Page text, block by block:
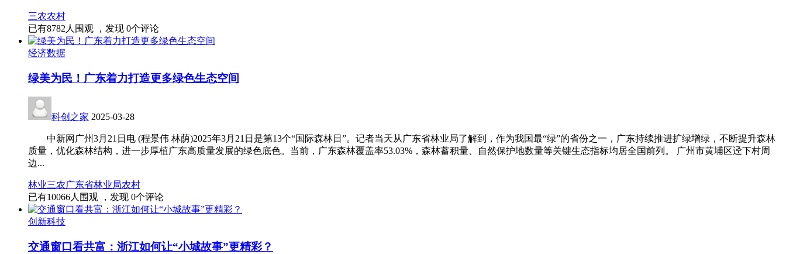
三农农村
已有8782 人围观 ，发现 0个评论
经济数据
绿美为民！广东着力打造更多绿色生态空间
科创之家 2025-03-28
中新网广州3月21日电 (程景伟 林荫)2025年3月21日是第13个“国际森林日”。记者当天从广东省林业局了解到，作为我国最“绿”的省份之一，广东持续推进扩绿增绿，不断提升森林
质量，优化森林结构，进一步厚植广东高质量发展的绿色底色。当前，广东森林覆盖率53.03%，森林蓄积量、自然保护地数量等关键生态指标均居全国前列。 广州市黄埔区迳下村周
边...
林业三农广东省林业局农村
已有10066人围观 ，发现 0个评论
创新科技
交通窗口看共富：浙江如何让“小城故事”更精彩？